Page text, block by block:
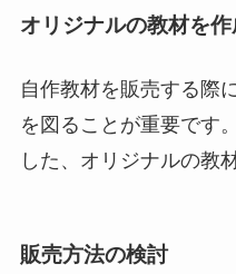
オリジナルの教材を作
自作教材を販売する際
を図ることが重要です
した、オリジナルの教
販売方法の検討